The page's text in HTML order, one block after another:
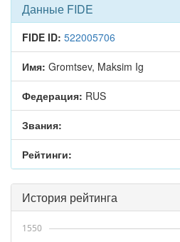
Данные FIDE
FIDE ID: 522005706
Имя: Gromtsev, Maksim Ig
Федерация: RUS
Звания:
Рейтинги:
История рейтинга
1550